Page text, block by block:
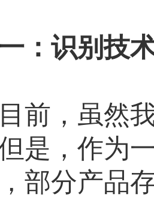
识别技术
，虽然我
是，作为
部分产品